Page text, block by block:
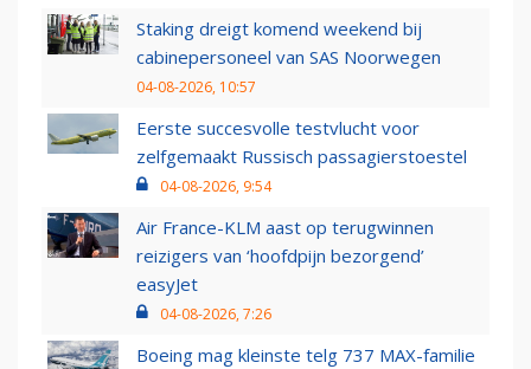
Staking dreigt komend weekend bij
cabinepersoneel van SAS Noorwegen
04-08-2026, 10:57
Eerste succesvolle testvlucht voor
zelfgemaakt Russisch passagierstoestel
04-08-2026, 9:54
Air France-KLM aast op terugwinnen
reizigers van ‘hoofdpijn bezorgend’
easyJet
04-08-2026, 7:26
Boeing mag kleinste telg 737 MAX-familie